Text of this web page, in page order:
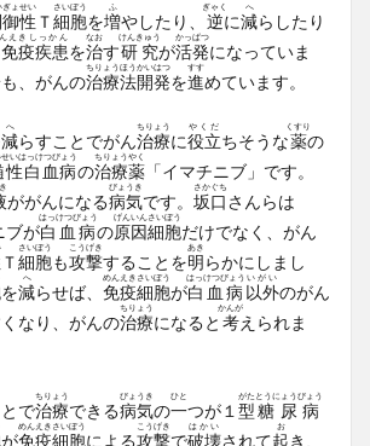
ぎょ
性
せい
Ｔ細胞
さいぼう
を増
ふ
やしたり、 逆
ぎゃく
に減
へ
らしたり
疫疾患
えきしっかん
を治
なお
す研究
けんきゅう
が活発
かっぱつ
になっていま
も、がんの治療法
ちりょうほう
開発
かいはつ
を進
すす
めています。
減
へ
らすことでがん治療
ちりょう
に役立
やくだ
ちそうな薬
くすり
の
白血病
いはっけつびょう
の治療
ちりょう
薬
やく
「イマチニブ」です。
ががんになる病気
びょうき
です。 坂口
さかぐち
さんらは
ブが白血病
はっけつびょう
の原因
げんいん
細胞
さいぼう
だけでなく、がん
Ｔ細胞
さいぼう
も攻撃
こうげき
することを明
あき
らかにしまし
を減
へ
らせば、 免疫
めんえき
細胞
さいぼう
が白血病
はっけつびょう
以外
いがい
のがん
なり、がんの治療
ちりょう
になると 考
かんが
えられま
で治療
ちりょう
できる病気
びょうき
の一
ひと
つが１ 型
がた
糖尿病
とうにょうびょう
が免疫
めんえき
細胞
さいぼう
による攻撃
こうげき
で破壊
はかい
されて起
お
き、